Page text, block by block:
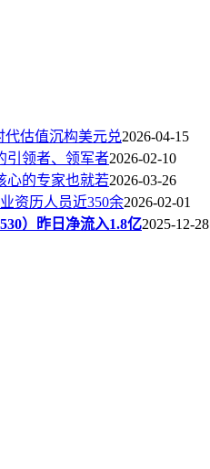
代估值沉构美元兑2026-04-15
引领者、领军者2026-02-10
心的专家也就若2026-03-26
资历人员近350余2026-02-01
）昨日净流入1.8亿2025-12-28